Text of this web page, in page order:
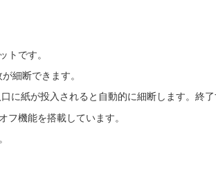
トです。
細断できます。
に紙が投入されると自動的に細断します。終了
フ機能を搭載しています。